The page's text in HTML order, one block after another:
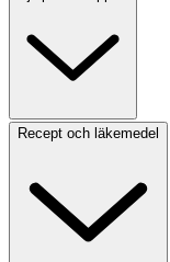
Recept och läkemedel